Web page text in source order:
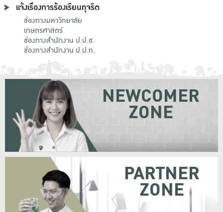
แจ้งเรื่องการร้องเรียนทุจริต
ช่องทางมหาวิทยาลัย
เกษตรศาสตร์
ช่องทางสำนักงาน ป.ป.ช.
ช่องทางสำนักงาน ป.ป.ท.
NEWCOMER
ZONE
PARTNER
ZONE